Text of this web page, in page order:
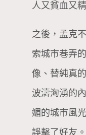
人又貧血又
之後，孟克
索城市巷弄
像、替純真
波濤洶湧的
媚的城市風
誤擊了好友